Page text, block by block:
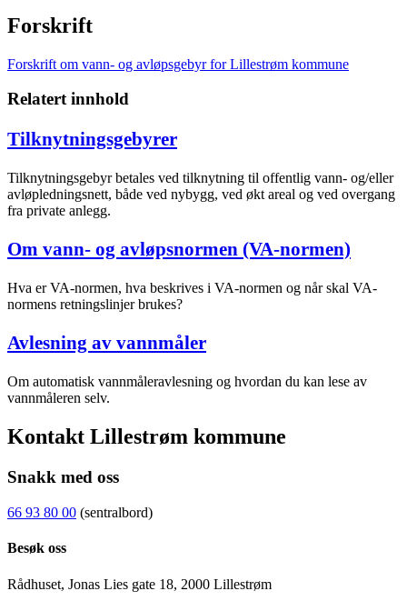
Forskrift
Forskrift om vann- og avløpsgebyr for Lillestrøm kommune
Relatert innhold
Tilknytningsgebyrer
Tilknytningsgebyr betales ved tilknytning til offentlig vann- og/eller
avløpledningsnett, både ved nybygg, ved økt areal og ved overgang
fra private anlegg.
Om vann- og avløpsnormen (VA-normen)
Hva er VA-normen, hva beskrives i VA-normen og når skal VA-
normens retningslinjer brukes?
Avlesning av vannmåler
Om automatisk vannmåleravlesning og hvordan du kan lese av
vannmåleren selv.
Kontakt Lillestrøm kommune
Snakk med oss
66 93 80 00 (sentralbord)
Besøk oss
Rådhuset, Jonas Lies gate 18, 2000 Lillestrøm